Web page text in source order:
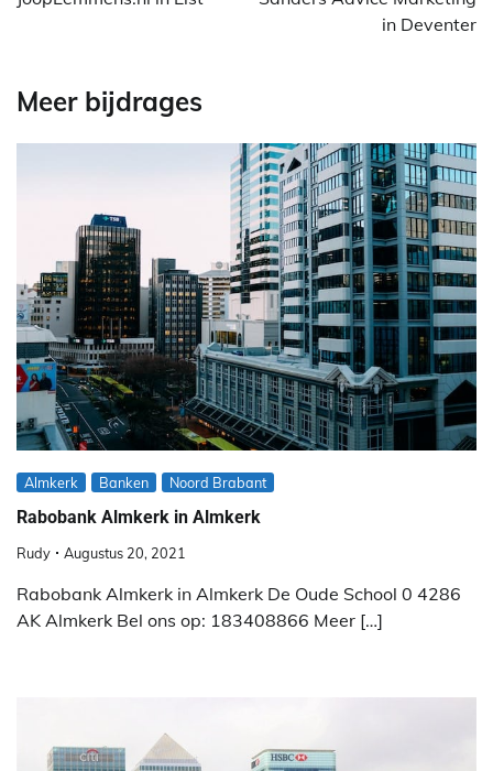
in Deventer
Meer bijdrages
Almkerk Banken Noord Brabant
Rabobank Almkerk in Almkerk
Rudy Augustus 20, 2021
Rabobank Almkerk in Almkerk De Oude School 0 4286
AK Almkerk Bel ons op: 183408866 Meer […]